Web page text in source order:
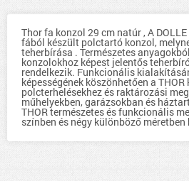
Thor fa konzol 29 cm natúr , A
fából készült polctartó konzol,
teherbírása . Természetes
konzolokhoz képest jelentős
rendelkezik. Funkcionális
képességének köszönhetően a
polcterhelésekhez és raktározási
műhelyekben, garázsokban és
THOR természetes és funkcionális
színben és négy különböző